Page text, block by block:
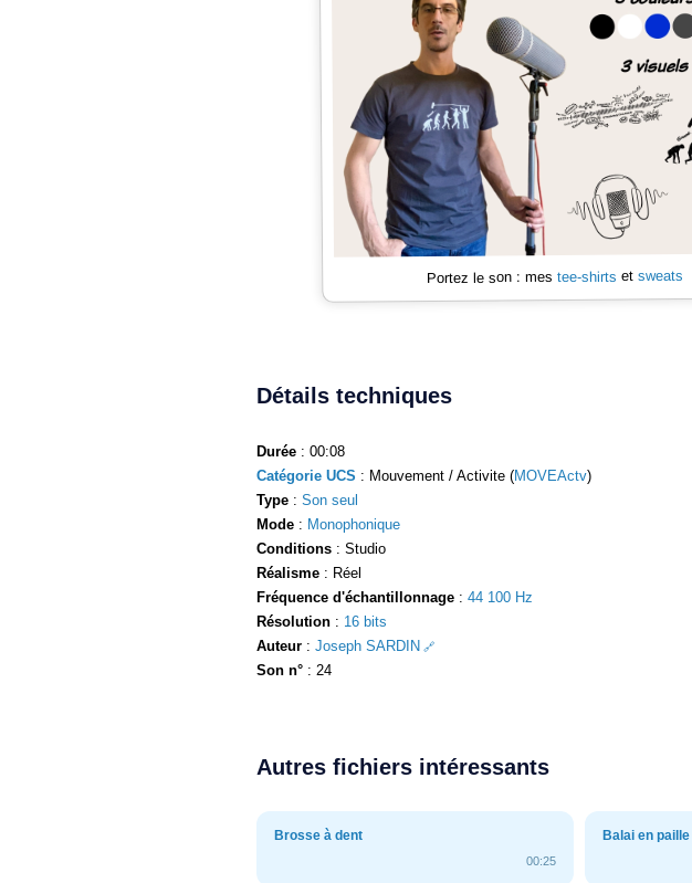
Portez le son : mestee-shirts etsweats
Détails techniques
Durée : 00:08
Catégorie UCS : Mouvement / Activite (MOVEActv)
Type : Son seul
Mode : Monophonique
Conditions : Studio
Réalisme : Réel
Fréquence d'échantillonnage : 44 100 Hz
Résolution : 16 bits
Auteur : Joseph SARDIN
Son n° : 24
Autres fichiers intéressants
Brosse à dent
00:25
Balai en paille